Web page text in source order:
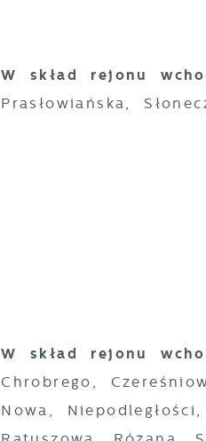
W skład rejonu
Prasłowiańska,
W skład rejonu
Chrobrego,
Nowa,
momencie